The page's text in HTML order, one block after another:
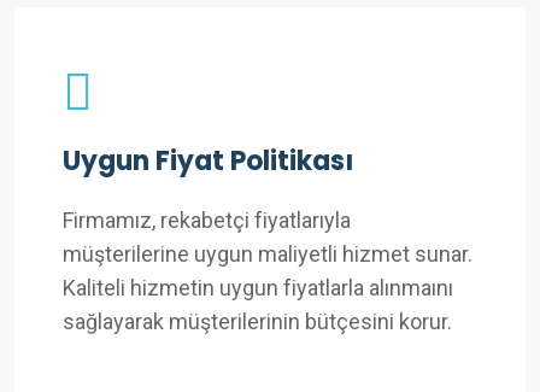
Uygun Fiyat Politikası
Firmamız, rekabetçi fiyatlarıyla
müşterilerine uygun maliyetli hizmet sunar.
Kaliteli hizmetin uygun fiyatlarla alınmaını
sağlayarak müşterilerinin bütçesini korur.